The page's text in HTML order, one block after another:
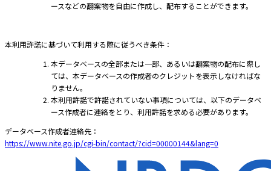
ースなどの翻案物を自由に作成し、配布することができます。
本利用許諾に基づいて利用する際に従うべき条件：
本データベースの全部または一部、あるいは翻案物の配布に際し
ては、本データベースの作成者のクレジットを表示しなければな
りません。
本利用許諾で許諾されていない事項については、以下のデータベ
ース作成者に連絡をとり、利用許諾を求める必要があります。
データベース作成者連絡先：
https://www.nite.go.jp/cgi-bin/contact/?cid=00000144&lang=0